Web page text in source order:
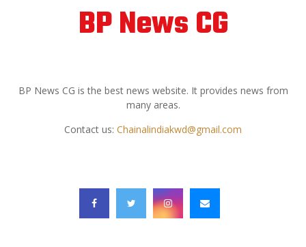
BP News CG
BP News CG is the best news website. It provides news from
many areas.
Contact us: Chainalindiakwd@gmail.com